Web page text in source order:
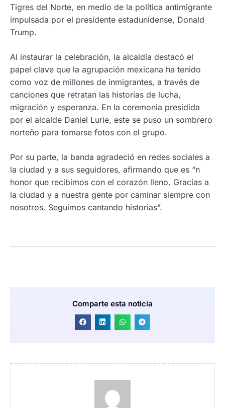
Tigres del Norte, en medio de la política antimigrante
impulsada por el presidente estadunidense, Donald
Trump.
Al instaurar la celebración, la alcaldía destacó el
papel clave que la agrupación mexicana ha tenido
como voz de millones de inmigrantes, a través de
canciones que retratan las historias de lucha,
migración y esperanza. En la ceremonia presidida
por el alcalde Daniel Lurie, este se puso un sombrero
norteño para tomarse fotos con el grupo.
Por su parte, la banda agradeció en redes sociales a
la ciudad y a sus seguidores, afirmando que es “n
honor que recibimos con el corazón lleno. Gracias a
la ciudad y a nuestra gente por caminar siempre con
nosotros. Seguimos cantando historias”.
Comparte esta noticia